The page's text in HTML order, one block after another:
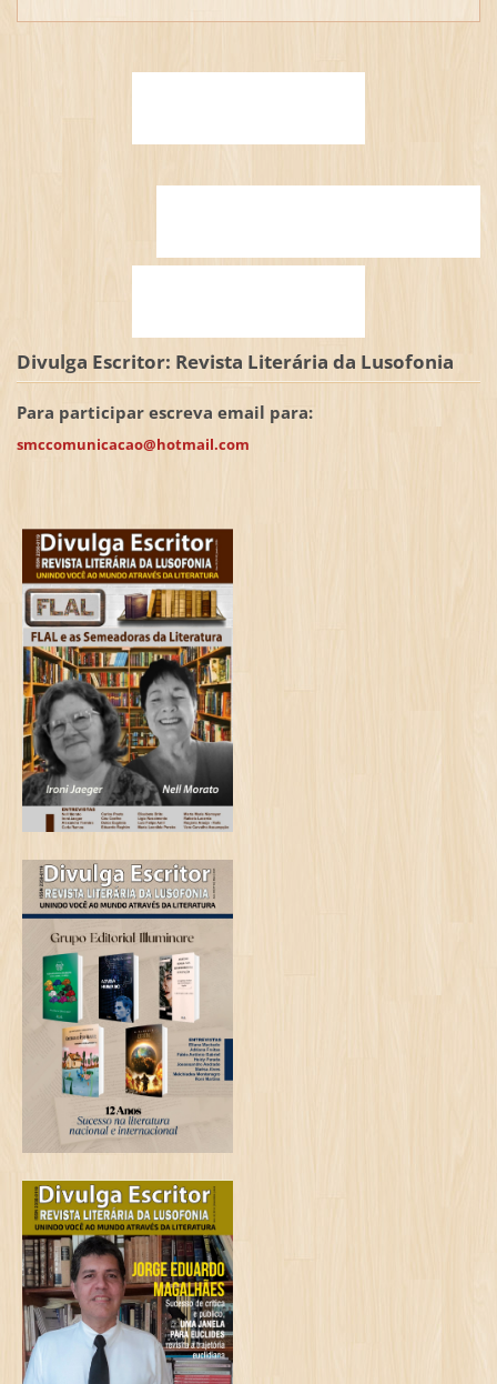
Divulga Escritor: Revista Literária da Lusofonia
Para participar escreva email para:
smccomunicacao@hotmail.com